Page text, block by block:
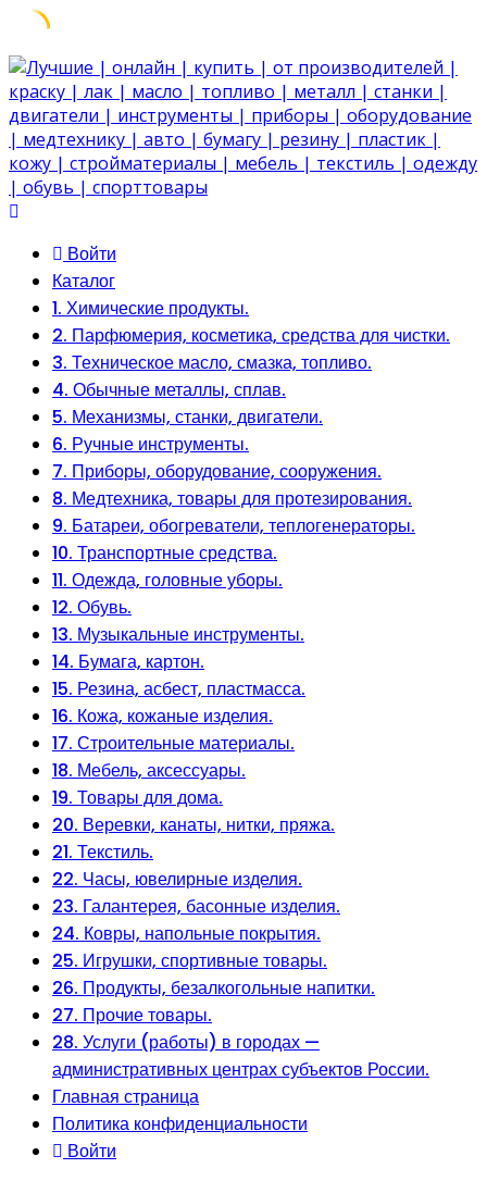
Skip
to
content
Войти
Каталог
1. Химические продукты.
2. Парфюмерия, косметика, средства для чистки.
3. Техническое масло, смазка, топливо.
4. Обычные металлы, сплав.
5. Механизмы, станки, двигатели.
6. Ручные инструменты.
7. Приборы, оборудование, сооружения.
8. Медтехника, товары для протезирования.
9. Батареи, обогреватели, теплогенераторы.
10. Транспортные средства.
11. Одежда, головные уборы.
12. Обувь.
13. Музыкальные инструменты.
14. Бумага, картон.
15. Резина, асбест, пластмасса.
16. Кожа, кожаные изделия.
17. Строительные материалы.
18. Мебель, аксессуары.
19. Товары для дома.
20. Веревки, канаты, нитки, пряжа.
21. Текстиль.
22. Часы, ювелирные изделия.
23. Галантерея, басонные изделия.
24. Ковры, напольные покрытия.
25. Игрушки, спортивные товары.
26. Продукты, безалкогольные напитки.
27. Прочие товары.
28. Услуги (работы) в городах —
административных центрах субъектов России.
Главная страница
Политика конфиденциальности
Войти